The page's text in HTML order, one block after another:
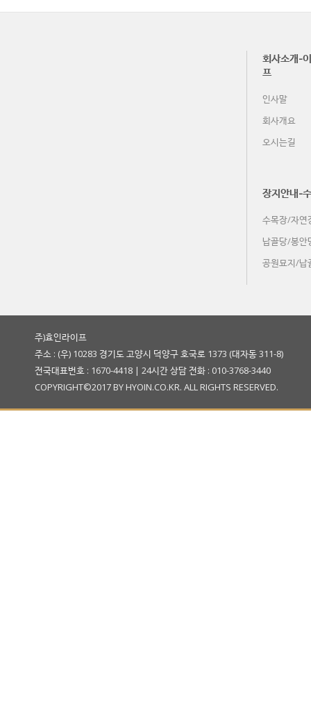
회사소개-
프
인사말
회사개요
오시는길
장지안내-
수목장/자연
납골당/봉안
공원묘지/납
주)효인라이프
주소 : (우) 10283 경기도 고양시 덕양구 호국로 1373 (대자동 311-8)
전국대표번호 : 1670-4418 | 24시간 상담 전화 : 010-3768-3440
COPYRIGHT©2017 BY HYOIN.CO.KR. ALL RIGHTS RESERVED.